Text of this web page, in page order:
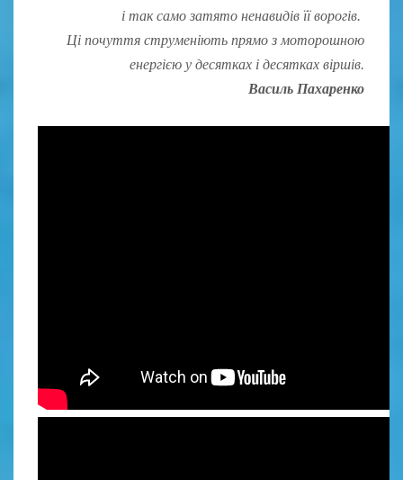
і так само затято ненавидів її ворогів.
Ці почуття струменіють прямо з моторошною
енергією у десятках і десятках віршів.
Василь Пахаренко